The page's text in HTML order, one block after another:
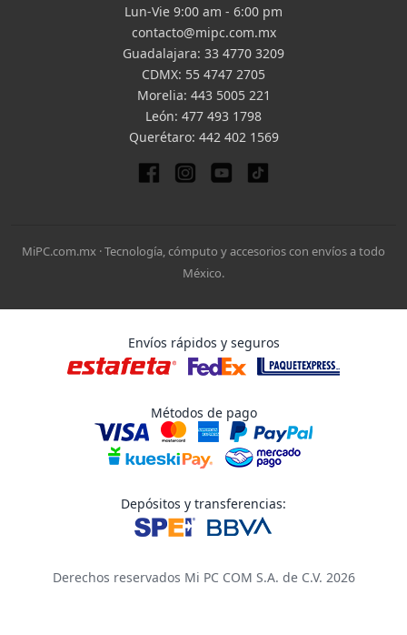
Lun-Vie 9:00 am - 6:00 pm
contacto@mipc.com.mx
Guadalajara: 33 4770 3209
CDMX: 55 4747 2705
Morelia: 443 5005 221
León: 477 493 1798
Querétaro: 442 402 1569
MiPC.com.mx · Tecnología, cómputo y accesorios con envíos a todo
México.
Envíos rápidos y seguros
Métodos de pago
Depósitos y transferencias:
Derechos reservados Mi PC COM S.A. de C.V. 2026